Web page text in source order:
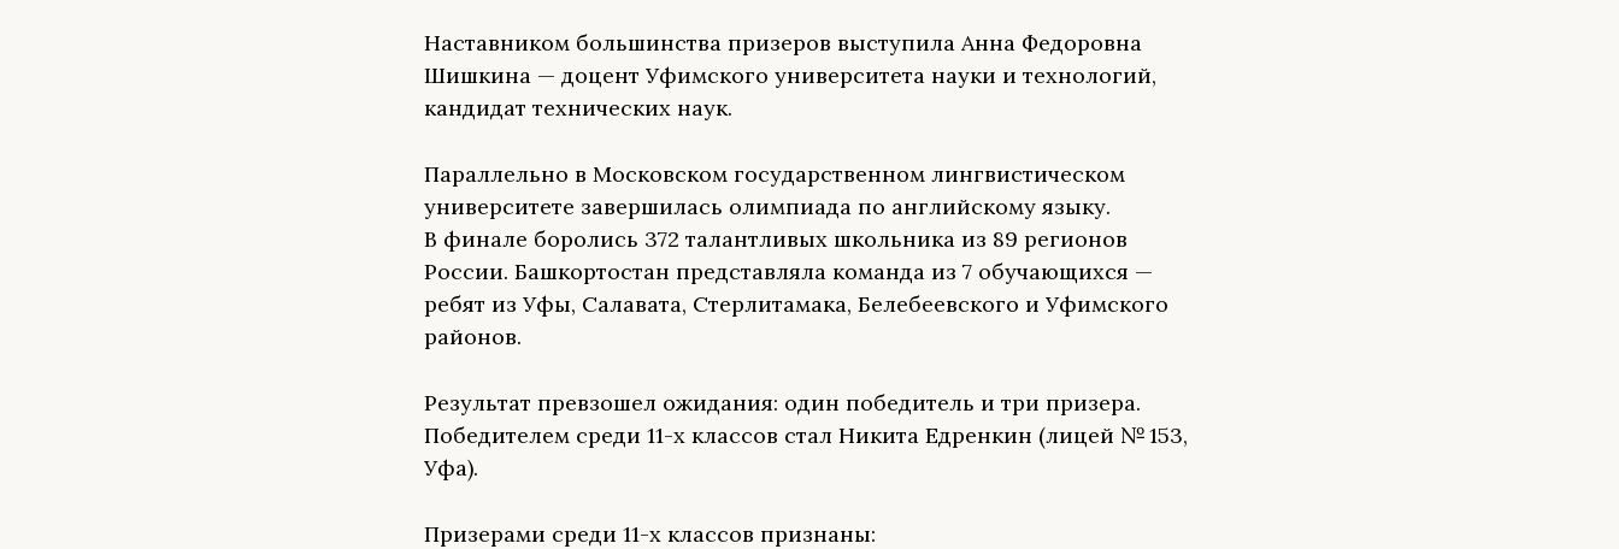
Наставником большинства призеров выступила Анна Федоровна
Шишкина — доцент Уфимского университета науки и технологий,
кандидат технических наук.
Параллельно в Московском государственном лингвистическом
университете завершилась олимпиада по английскому языку.
В финале боролись 372 талантливых школьника из 89 регионов
России. Башкортостан представляла команда из 7 обучающихся —
ребят из Уфы, Салавата, Стерлитамака, Белебеевского и Уфимского
районов.
Результат превзошел ожидания: один победитель и три призера.
Победителем среди 11-х классов стал Никита Едренкин (лицей № 153,
Уфа).
Призерами среди 11-х классов признаны: